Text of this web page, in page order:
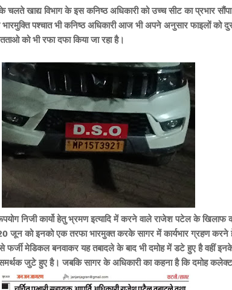
के चलते खाद्य विभाग के इस कनिष्ठ अधिकारी को उच्च सीट का प्रभार
पश्चात भी कनिष्ठ अधिकारी आज भी अपने अनुसार फाइलों
को भी रफा दफा किया जा रहा है।
निजी कार्यो हेतु भ्रमण इत्यादि में करने वाले राजेश पटेल के
जून को इनको एक तरफा भारमुक्त करके सागर में कार्यभार ग्रहण करने
मेडिकल बनवाकर यह तबादले के बाद भी दमोह में डटे हुए है वहीं
जुटे हुए है। जबकि सागर के अधिकारी का कहना है कि दमोह